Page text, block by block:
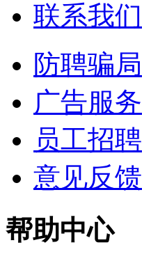
联系我们
防聘骗局
广告服务
员工招聘
意见反馈
帮助中心